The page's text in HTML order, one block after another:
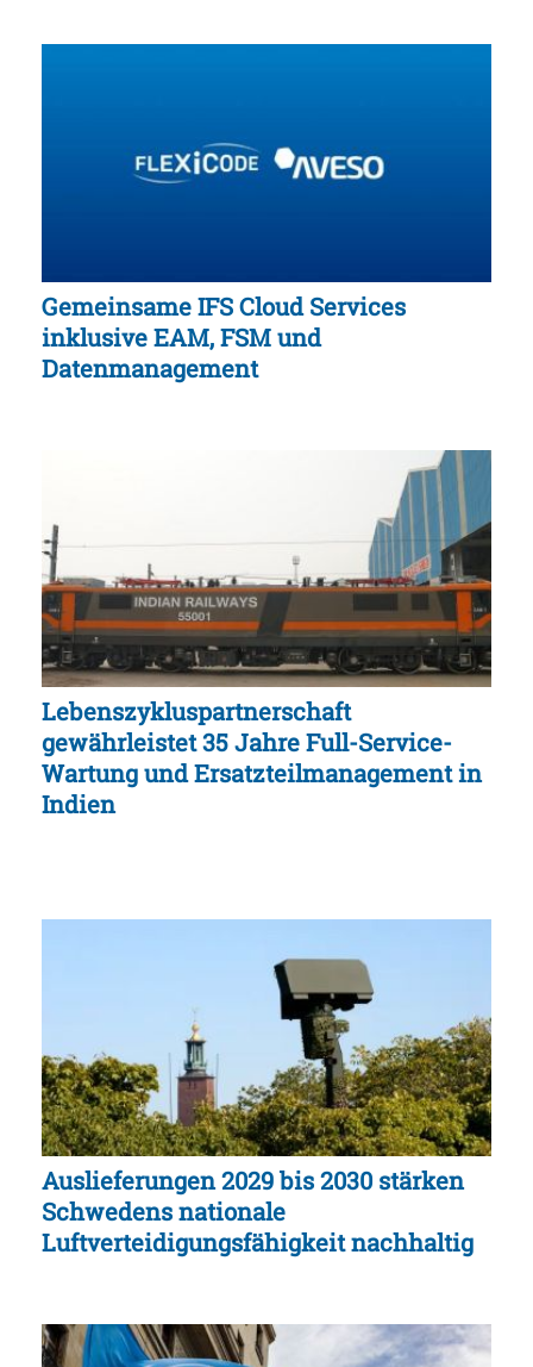
Gemeinsame IFS Cloud Services
inklusive EAM, FSM und
Datenmanagement
Lebenszykluspartnerschaft
gewährleistet 35 Jahre Full-Service-
Wartung und Ersatzteilmanagement in
Indien
Auslieferungen 2029 bis 2030 stärken
Schwedens nationale
Luftverteidigungsfähigkeit nachhaltig